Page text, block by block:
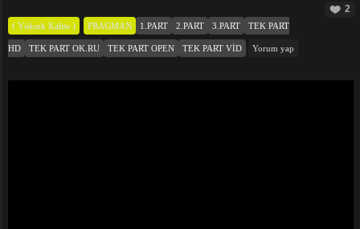
2
( Yüksek Kalite ) FRAGMAN 1.PART 2.PART 3.PART TEK PART
HD TEK PART OK.RU TEK PART OPEN TEK PART VID Yorum yap